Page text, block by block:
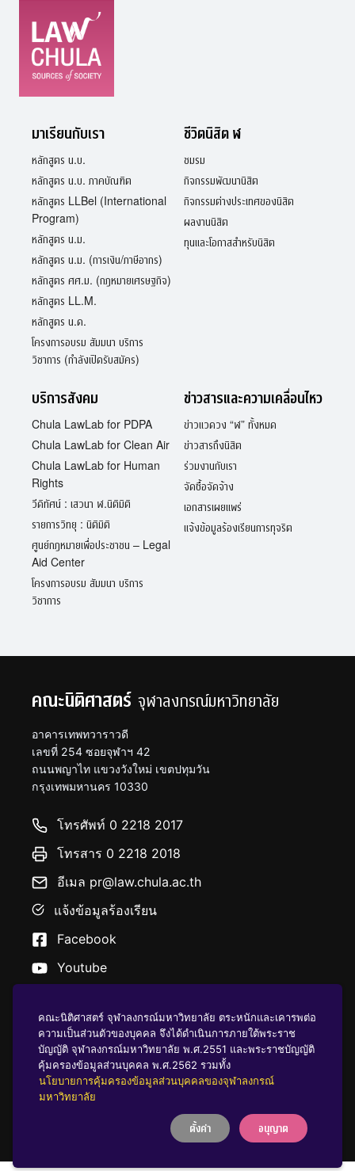
มาเรียนกับเรา
หลักสูตร น.บ.
หลักสูตร น.บ. ภาคบัณฑิต
หลักสูตร LLBel (International
Program)
หลักสูตร น.ม.
หลักสูตร น.ม. (การเงิน/ภาษีอากร)
หลักสูตร ศศ.ม. (กฎหมายเศรษฐกิจ)
หลักสูตร LL.M.
หลักสูตร น.ด.
โครงการอบรม สัมมนา บริการ
วิชาการ (กำลังเปิดรับสมัคร)
ชีวิตนิสิต ฬ
ชมรม
กิจกรรมพัฒนานิสิต
กิจกรรมต่างประเทศของนิสิต
ผลงานนิสิต
ทุนและโอกาสสำหรับนิสิต
บริการสังคม
Chula LawLab for PDPA
Chula LawLab for Clean Air
Chula LawLab for Human
Rights
วีดิทัศน์ : เสวนา ฬ.นิติมิติ
รายการวิทยุ : นิติมิติ
ศูนย์กฎหมายเพื่อประชาชน – Legal
Aid Center
โครงการอบรม สัมมนา บริการ
วิชาการ
ข่าวสารและความเคลื่อนไหว
ข่าวแวดวง “ฬ” ทั้งหมด
ข่าวสารถึงนิสิต
ร่วมงานกับเรา
จัดซื้อจัดจ้าง
เอกสารเผยแพร่
แจ้งข้อมูลร้องเรียนการทุจริต
คณะนิติศาสตร์ จุฬาลงกรณ์มหาวิทยาลัย
อาคารเทพทวาราวดี
เลขที่ 254 ซอยจุฬาฯ 42
ถนนพญาไท แขวงวังใหม่ เขตปทุมวัน
กรุงเทพมหานคร 10330
โทรศัพท์ 0 2218 2017
โทรสาร 0 2218 2018
อีเมล pr@law.chula.ac.th
แจ้งข้อมูลร้องเรียน
Facebook
Youtube
นโยบายคุ้มครองข้อมูลส่วนบุคคล
บริจาคให้ ฬ
คณะนิติศาสตร์ จุฬาลงกรณ์มหาวิทยาลัย ตระหนักและเคารพต่อ
ความเป็นส่วนตัวของบุคคล จึงได้ดำเนินการภายใต้พระราช
บัญญัติ จุฬาลงกรณ์มหาวิทยาลัย พ.ศ.2551 และพระราชบัญญัติ
คุ้มครองข้อมูลส่วนบุคคล พ.ศ.2562 รวมทั้ง
นโยบายการคุ้มครองข้อมูลส่วนบุคคลของจุฬาลงกรณ์
มหาวิทยาลัย
ตั้งค่า อนุญาต